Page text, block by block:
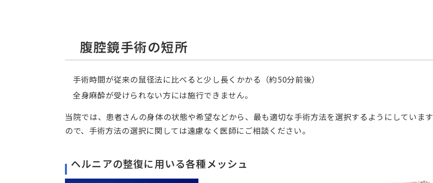
腹腔鏡手術の短所
手術時間が従来の鼠径法に比べると少し長くかかる（約50分前後）
全身麻酔が受けられない方には施行できません。
当院では、患者さんの身体の状態や希望などから、最も適切な手術方法を選択するようにしています
ので、手術方法の選択に関しては遠慮なく医師にご相談ください。
ヘルニアの整復に用いる各種メッシュ